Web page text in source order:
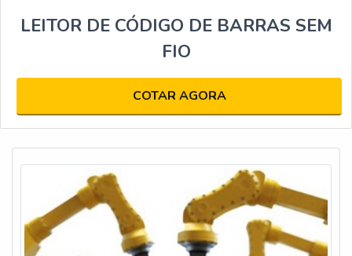
LEITOR DE CÓDIGO DE BARRAS SEM
FIO
COTAR AGORA